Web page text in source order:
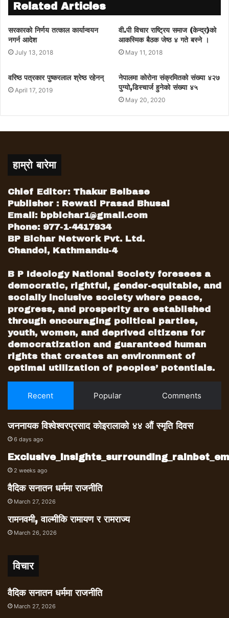
Related Articles
सरकारको निर्णय तत्काल कार्यान्वयन
नगर्न आदेश
July 13, 2018
वी.पी विचार राष्ट्रिय समाज (केन्द्र)को
आकस्मिक बैठक जेष्ठ ४ गते बस्ने ।
May 11, 2018
वरिष्ठ पत्रकार पुष्करलाल श्रेष्ठ रहेनन्
April 17, 2019
नेपालमा कोरोना संक्रमितको संख्या ४२७
पुग्यो,डिस्चार्ज हुनेको संख्या ४५
May 20, 2020
हाम्रो बारेमा
Chief Editor: Thakur Belbase
Publisher : Rewati Prasad Bhusal
Email: bpbichar1@gmail.com
Phone: 977-1-4417934
BP Bichar Network Pvt. Ltd.
Chandol, Kathmandu-4
B P Ideology National Society foresees a
democratic, rightful, gender-equitable, and
socially inclusive society where peace,
progress, and prosperity are established
through encouraging political parties,
youth, women, and deprived citizens for
democratization and guaranteed human
rights that creates an environment of
optimal utilization of peoples’ potentials.
Recent Popular Comments
जननायक विश्वेश्वरप्रसाद कोइरालाको ४४ औं स्मृति दिवस
6 days ago
2 weeks ago
वैदिक सनातन धर्ममा राजनीति
March 27, 2026
रामनवमी, वाल्मीकि रामायण र रामराज्य
March 26, 2026
विचार
वैदिक सनातन धर्ममा राजनीति
March 27, 2026